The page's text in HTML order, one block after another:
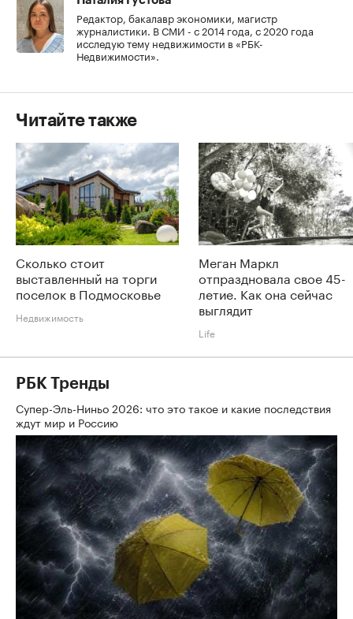
Редактор, бакалавр экономики, магистр
журналистики. В СМИ - с 2014 года, с 2020 года
исследую тему недвижимости в «РБК-
Недвижимости».
Читайте также
Сколько стоит
выставленный на торги
поселок в Подмосковье
Недвижимость
Меган Маркл
отпраздновала свое 45-
летие. Как она сейчас
выглядит
Life
РБК Тренды
Супер-Эль-Ниньо 2026: что это такое и какие последствия
ждут мир и Россию